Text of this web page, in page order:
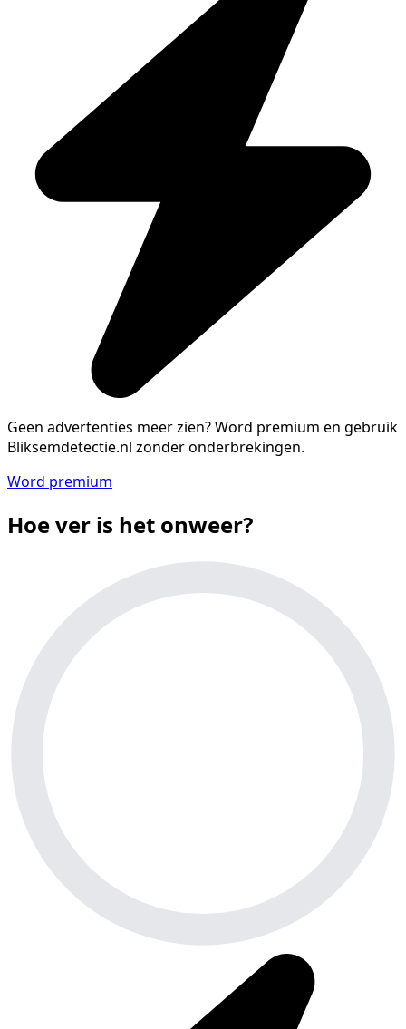
Geen advertenties meer zien?Word premium en gebruik
Bliksemdetectie.nl zonder onderbrekingen.
Word premium
Hoe ver is het onweer?